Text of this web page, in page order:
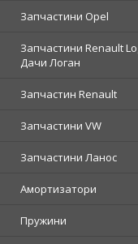
Запчастини Opel
Запчастини Renault
Дачи Логан
Запчастин Renault
Запчастини VW
Запчастини Ланос
Амортизатори
Пружини